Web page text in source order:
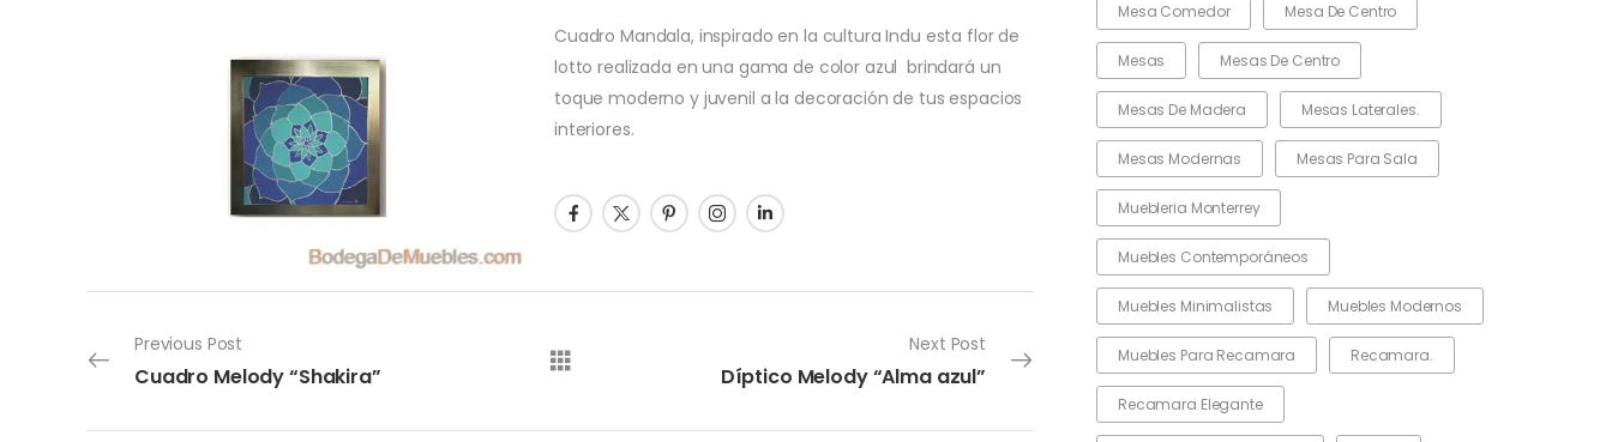
Mesa Comedor Mesa De Centro
Mesas Mesas De Centro
Mesas De Madera Mesas Laterales.
Mesas Modernas Mesas Para Sala
Muebleria Monterrey
Muebles Contemporáneos
Muebles Minimalistas Muebles Modernos
Muebles Para Recamara Recamara.
Recamara Elegante
Cuadro Mandala, inspirado en la cultura Indu esta flor de
lotto realizada en una gama de color azul brindará un
toque moderno y juvenil a la decoración de tus espacios
interiores.
Previous Post
Cuadro Melody “Shakira”
Next Post
Díptico Melody “Alma azul”